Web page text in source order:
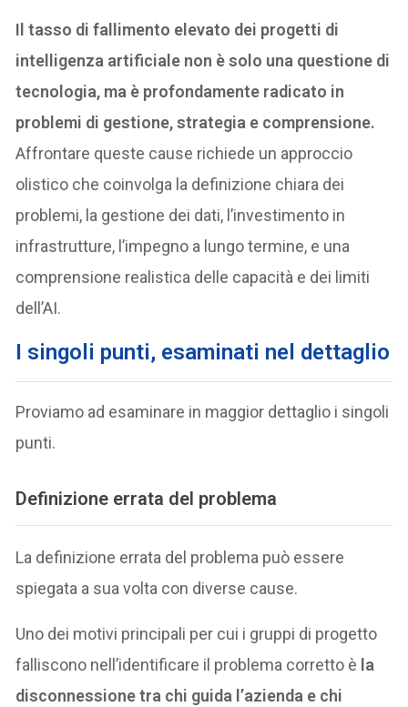
Il tasso di fallimento elevato dei progetti di
intelligenza artificiale non è solo una questione di
tecnologia, ma è profondamente radicato in
problemi di gestione, strategia e comprensione.
Affrontare queste cause richiede un approccio
olistico che coinvolga la definizione chiara dei
problemi, la gestione dei dati, l’investimento in
infrastrutture, l’impegno a lungo termine, e una
comprensione realistica delle capacità e dei limiti
dell’AI.
I singoli punti, esaminati nel dettaglio
Proviamo ad esaminare in maggior dettaglio i singoli
punti.
Definizione errata del problema
La definizione errata del problema può essere
spiegata a sua volta con diverse cause.
Uno dei motivi principali per cui i gruppi di progetto
falliscono nell’identificare il problema corretto è la
disconnessione tra chi guida l’azienda e chi